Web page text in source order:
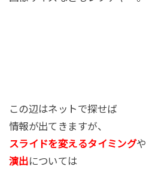
この辺はネットで探せば
情報が出てきますが、
スライドを変えるタイミングや
演出については